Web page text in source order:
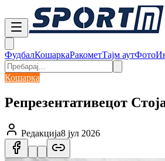
ФудбалКошаркаРакометТајм аутФото
Кошарка
Репрезентативецот
Редакција8 јул 2026